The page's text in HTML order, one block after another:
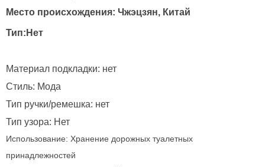
Место происхождения: Чжэцзян, Китай
Тип:Нет
Материал подкладки: нет
Стиль: Мода
Тип ручки/ремешка: нет
Тип узора: Нет
Использование: Хранение дорожных туалетных
принадлежностей